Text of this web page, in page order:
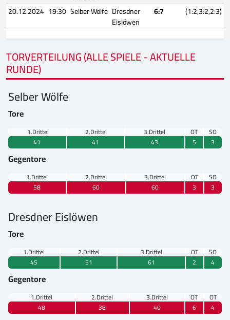
20.12.2024 19:30 Selber Wölfe Dresdner
Eislöwen
6:7 (1:2,3:2,2:3)
TORVERTEILUNG (ALLE SPIELE - AKTUELLE
RUNDE)
Selber Wölfe
Tore
1.Drittel 2.Drittel 3.Drittel OT
SO
41
41 43 5 3
Gegentore
1.Drittel 2.Drittel 3.Drittel OT
SO
58
60 60 3 3
Dresdner Eislöwen
Tore
1.Drittel 2.Drittel 3.Drittel OT
SO
45
51 61 2 4
Gegentore
1.Drittel 2.Drittel 3.Drittel OT
OT
48
38 40 6 4